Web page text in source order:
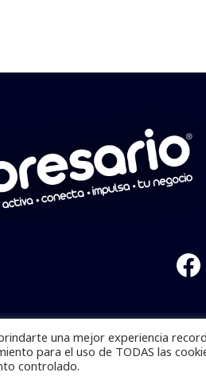
Todos los derechos
una mejor experiencia
para el uso de TODAS las
controlado.